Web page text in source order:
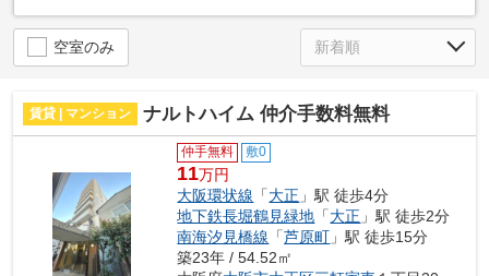
空室のみ
賃貸 | マンション ナルトハイム 仲介手数料無料
仲手無料 敷0
11万円
大阪環状線 「大正 」駅 徒歩4分
地下鉄長堀鶴見緑地 「大正 」駅 徒歩2分
南海汐見橋線 「芦原町 」駅 徒歩15分
築23年 / 54.52㎡